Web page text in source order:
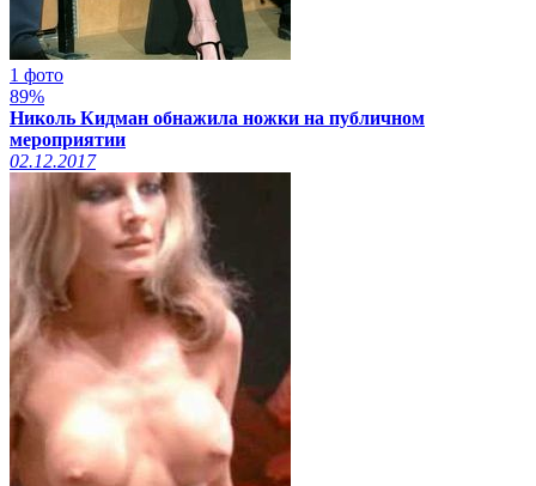
1 фото
89%
Николь Кидман обнажила ножки на публичном
мероприятии
02.12.2017